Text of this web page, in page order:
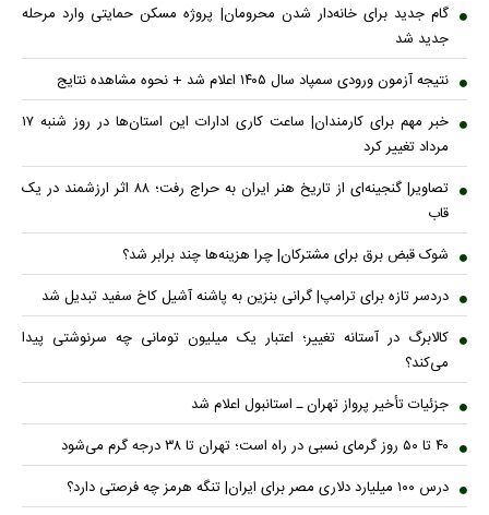
گام جدید برای خانه‌دار شدن محرومان| پروژه مسکن حمایتی وارد مرحله
جدید شد
نتیجه آزمون ورودی سمپاد سال ۱۴۰۵ اعلام شد + نحوه مشاهده نتایج
خبر مهم برای کارمندان| ساعت کاری ادارات این استان‌ها در روز شنبه ۱۷
مرداد تغییر کرد
تصاویر| گنجینه‌ای از تاریخ هنر ایران به حراج رفت؛ ۸۸ اثر ارزشمند در یک
قاب
شوک قبض برق برای مشترکان| چرا هزینه‌ها چند برابر شد؟
دردسر تازه برای ترامپ| گرانی بنزین به پاشنه آشیل کاخ سفید تبدیل شد
کالابرگ در آستانه تغییر؛ اعتبار یک میلیون تومانی چه سرنوشتی پیدا
می‌کند؟
جزئیات تأخیر پرواز تهران ـ استانبول اعلام شد
۴۰ تا ۵۰ روز گرمای نسبی در راه است؛ تهران تا ۳۸ درجه گرم می‌شود
درس ۱۰۰ میلیارد دلاری مصر برای ایران| تنگه هرمز چه فرصتی دارد؟